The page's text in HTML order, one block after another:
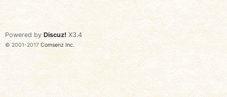
Powered by Discuz! X3.4
© 2001-2017 Comsenz Inc.